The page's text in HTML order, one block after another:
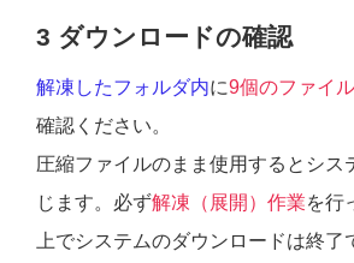
3 ダウンロードの確認
解凍したフォルダ内に9個のファイル
確認ください。
圧縮ファイルのまま使用するとシス
じます。必ず解凍（展開）作業を行
上でシステムのダウンロードは終了